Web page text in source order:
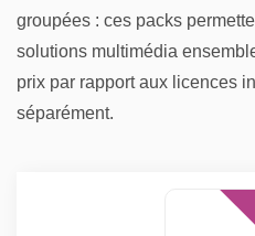
groupées : ces packs
solutions multimédia
prix par rapport aux licences
séparément.